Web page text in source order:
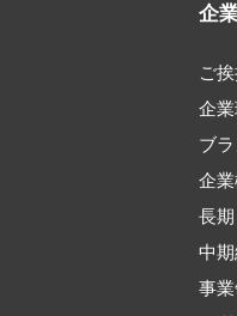
企
ご
企
ブ
企
長
中
事